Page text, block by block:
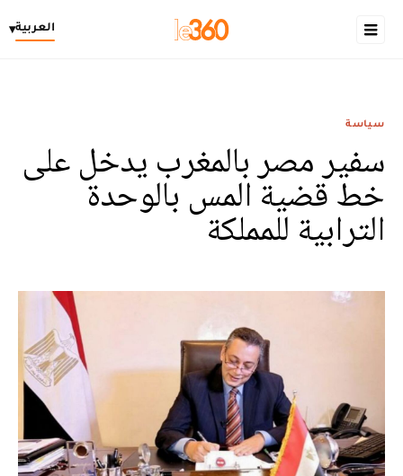
العربية▾
سياسة
سفير مصر بالمغرب يدخل على
خط قضية المس بالوحدة
الترابية للمملكة